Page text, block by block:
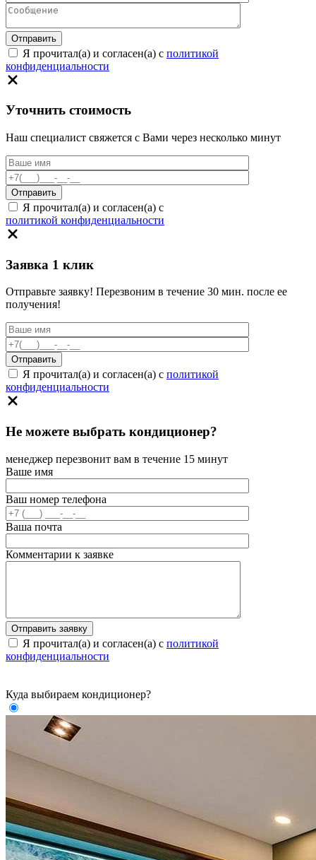
Я прочитал(а) и согласен(а) с политикой
конфиденциальности
Уточнить стоимость
Наш специалист свяжется с Вами через несколько минут
Я прочитал(а) и согласен(а) с
политикой конфиденциальности
Заявка 1 клик
Отправьте заявку! Перезвоним в течение 30 мин. после ее
получения!
Я прочитал(а) и согласен(а) с политикой
конфиденциальности
Не можете выбрать кондиционер?
менеджер перезвонит вам в течение 15 минут
Ваше имя
Ваш номер телефона
Ваша почта
Комментарии к заявке
Я прочитал(а) и согласен(а) с политикой
конфиденциальности
Куда выбираем кондиционер?